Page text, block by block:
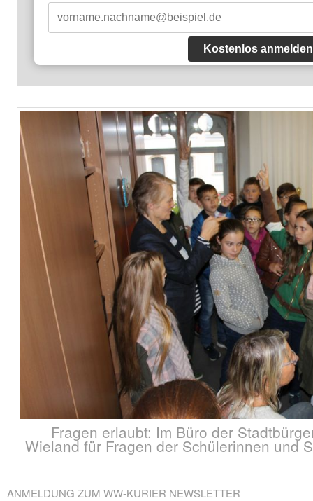
Kostenlos anmelden
Fragen erlaubt: Im Büro der
Wieland für Fragen der Schülerinnen und
ANMELDUNG ZUM WW-KURIER NEWSLETTER